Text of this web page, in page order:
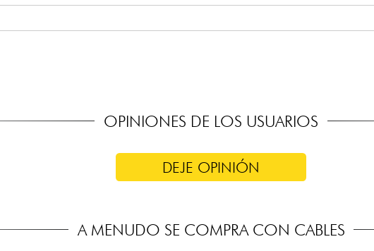
OPINIONES DE LOS USUARIOS
DEJE OPINIÓN
A MENUDO SE COMPRA CON CABLES